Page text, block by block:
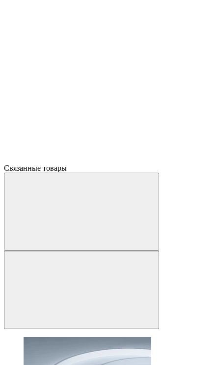
Связанные товары